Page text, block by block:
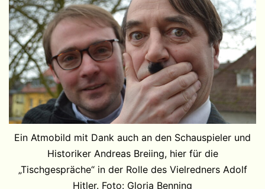
Ein Atmobild mit Dank auch an den Schauspieler und
Historiker Andreas Breiing, hier für die
„Tischgespräche“ in der Rolle des Vielredners Adolf
Hitler. Foto: Gloria Benning